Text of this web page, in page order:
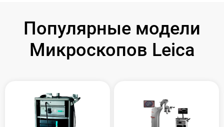
Популярные модели
Микроскопов Leica